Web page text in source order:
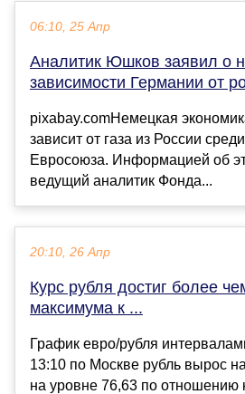
06:10, 25 Апр
Аналитик Юшков заявил о
зависимости Германии от
pixabay.comНемецкая
зависит от газа из России
Евросоюза. Информацией об
ведущий аналитик Фонда...
20:10, 26 Апр
Курс рубля достиг более
максимума к ...
График евро/рубля
13:10 по Москве рубль вырос
на уровне 76,63 по отношению